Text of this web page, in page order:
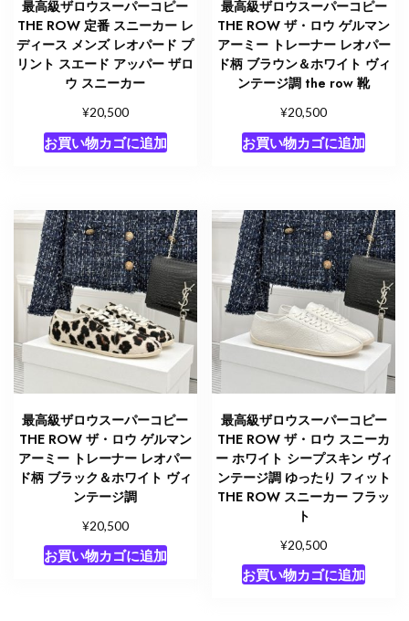
最高級ザロウスーパーコピー
THE ROW 定番 スニーカー レ
ディース メンズ レオパード プ
リント スエード アッパー ザロ
ウ スニーカー
¥20,500
お買い物カゴに追加
最高級ザロウスーパーコピー
THE ROW ザ・ロウ ゲルマン
アーミー トレーナー レオパー
ド柄 ブラウン＆ホワイト ヴィ
ンテージ調 the row 靴
¥20,500
お買い物カゴに追加
最高級ザロウスーパーコピー
THE ROW ザ・ロウ ゲルマン
アーミー トレーナー レオパー
ド柄 ブラック＆ホワイト ヴィ
ンテージ調
¥20,500
お買い物カゴに追加
最高級ザロウスーパーコピー
THE ROW ザ・ロウ スニーカ
ー ホワイト シープスキン ヴィ
ンテージ調 ゆったり フィット
THE ROW スニーカー フラッ
ト
¥20,500
お買い物カゴに追加